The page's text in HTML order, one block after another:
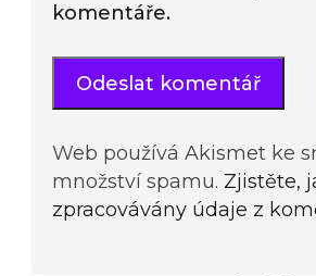
komentáře.
Web používá Akismet ke
množství spamu. Zjistěte,
zpracovávány údaje z